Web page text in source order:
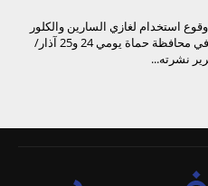
استخدام لغازي السارين والكلور
في هجمات جوية على مدينة اللطامنة في محافظة حماة يومي 24 و25 آذار/